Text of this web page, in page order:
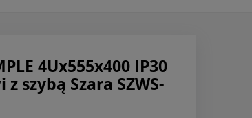
4Ux555x400 IP30
szybą Szara SZWS-